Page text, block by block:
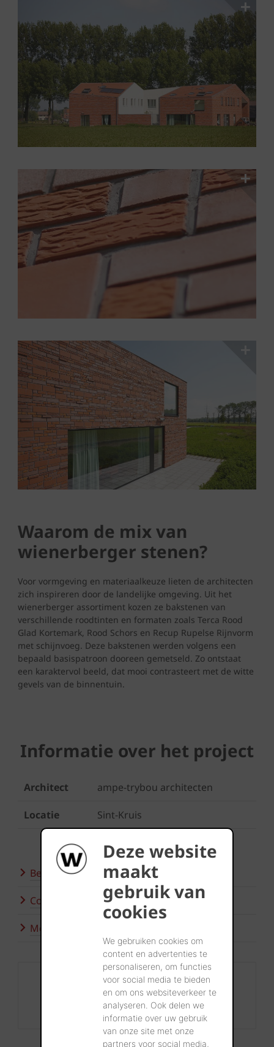
Deze website
maakt
gebruik van
cookies
We gebruiken cookies om
content en advertenties te
personaliseren, om functies
voor social media te bieden
en om ons websiteverkeer te
analyseren. Ook delen we
informatie over uw gebruik
van onze site met onze
partners voor social media,
Waarom de mix van
wienerberger stenen?
Voor vormgeving en materiaalkeuze lieten de architecten
zich inspireren door de landelijke omgeving. Uit het
wienerberger assortiment kozen ze bakstenen van
verschillende roodtinten en formaten zoals Terca Rood
Glad Kortemark, Rood Schors en Recup Rupelse Rijnvorm
met schijnvoeg. Deze bakstenen werden volgens een
bepaald basispatroon dooreen gemetseld. Zo ontstaat
een karaktervol beeld, dat mooi contrasteert met de witte
gevels van de binnentuin.
Informatie over het project
Architect ampe-trybou architecten
Locatie Sint-Kruis
Bezoek onze showrooms
Contacteer ons
Meer inspiratie
Contact
+32 56 24 96 38
info@wienerberger.be